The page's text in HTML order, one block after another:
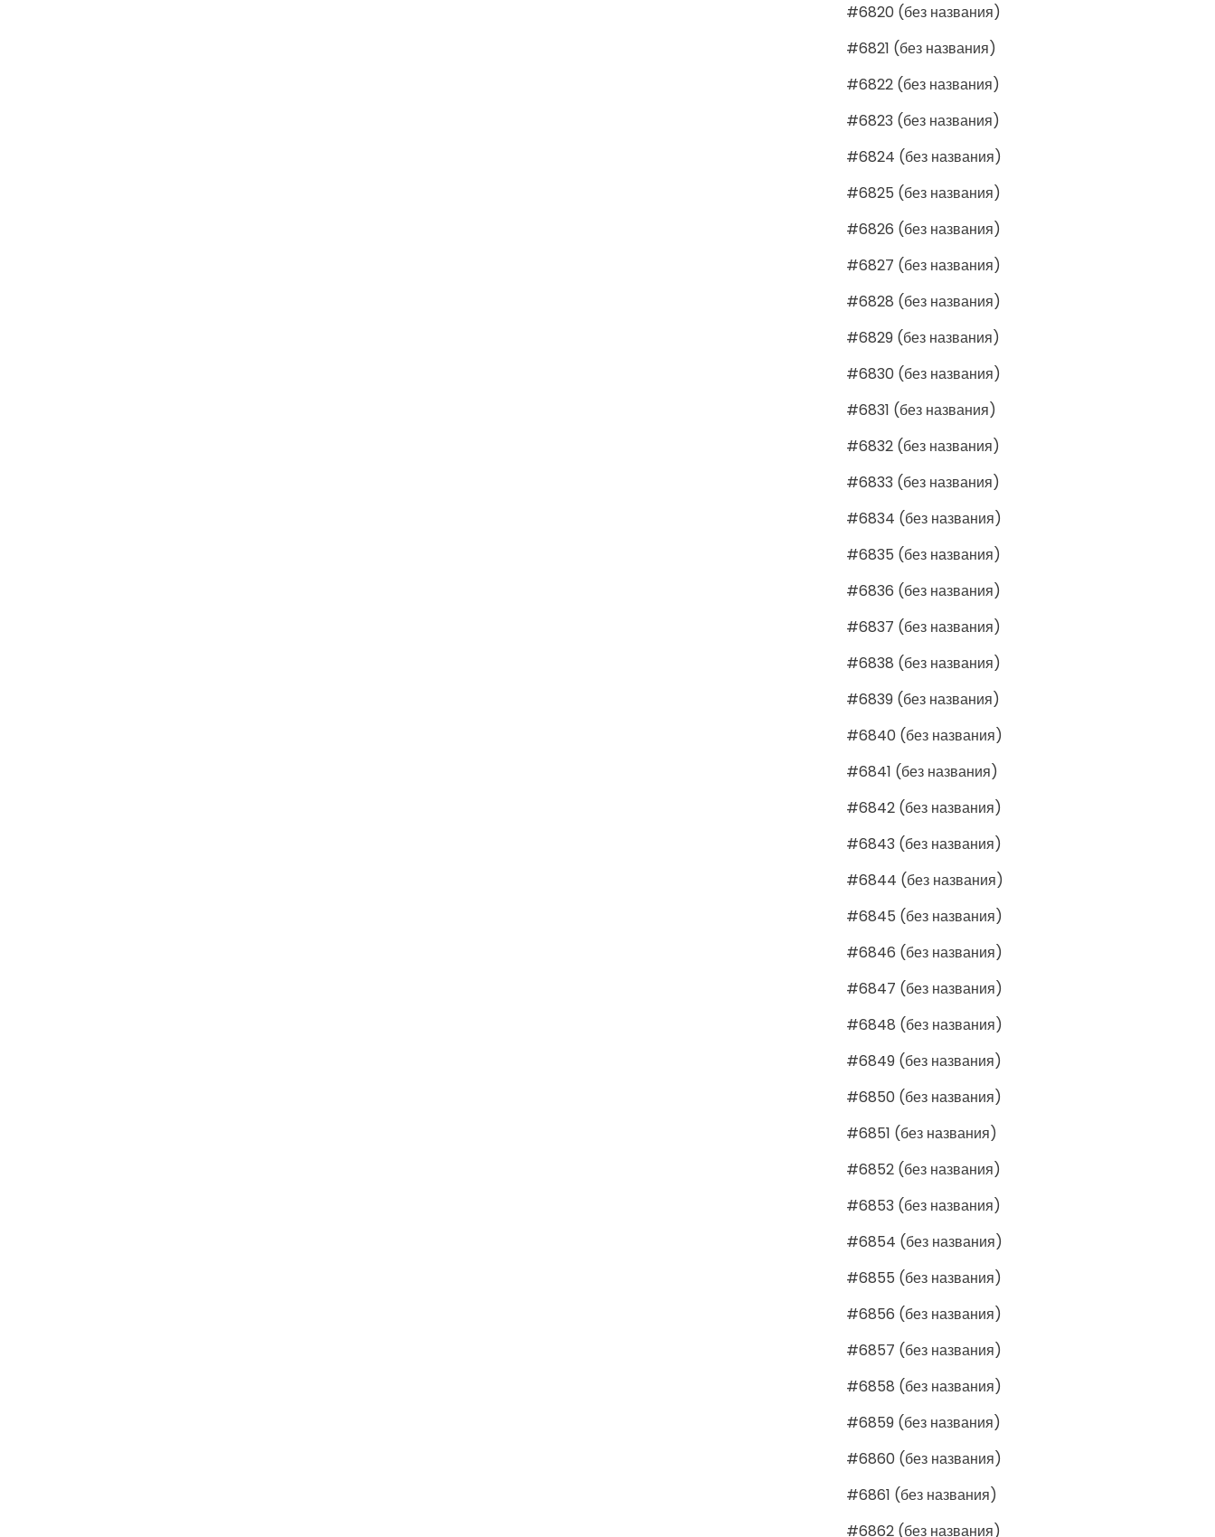
#6820 (без названия)
#6821 (без названия)
#6822 (без названия)
#6823 (без названия)
#6824 (без названия)
#6825 (без названия)
#6826 (без названия)
#6827 (без названия)
#6828 (без названия)
#6829 (без названия)
#6830 (без названия)
#6831 (без названия)
#6832 (без названия)
#6833 (без названия)
#6834 (без названия)
#6835 (без названия)
#6836 (без названия)
#6837 (без названия)
#6838 (без названия)
#6839 (без названия)
#6840 (без названия)
#6841 (без названия)
#6842 (без названия)
#6843 (без названия)
#6844 (без названия)
#6845 (без названия)
#6846 (без названия)
#6847 (без названия)
#6848 (без названия)
#6849 (без названия)
#6850 (без названия)
#6851 (без названия)
#6852 (без названия)
#6853 (без названия)
#6854 (без названия)
#6855 (без названия)
#6856 (без названия)
#6857 (без названия)
#6858 (без названия)
#6859 (без названия)
#6860 (без названия)
#6861 (без названия)
#6862 (без названия)